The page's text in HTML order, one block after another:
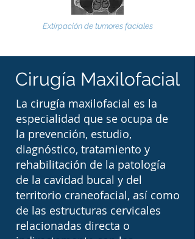
secuelas permanentes
alimentación, el habla o la
respiración.
Los cirujanos
maxilofaciales también
participan en el
tratamiento de
deformidades
dentofaciales mediante
Extirpación de tumores faciales
Cirugía Maxilofacial
La cirugía maxilofacial es la
especialidad que se ocupa de
la prevención, estudio,
diagnóstico, tratamiento y
rehabilitación de la patología
de la cavidad bucal y del
territorio craneofacial, así como
de las estructuras cervicales
relacionadas directa o